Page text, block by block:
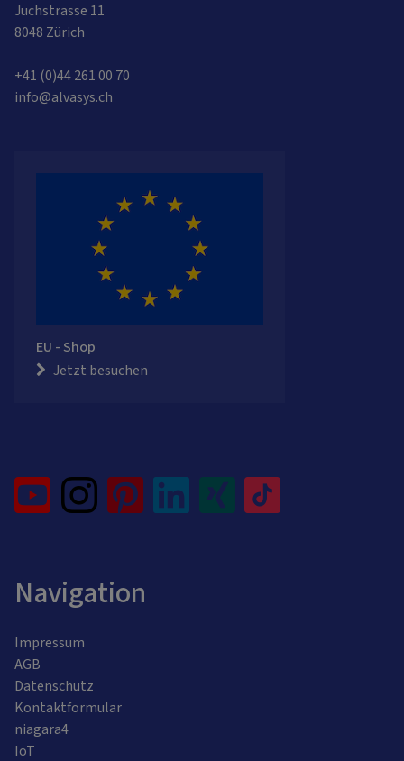
Juchstrasse 11
8048 Zürich
+41 (0)44 261 00 70
info@alvasys.ch
EU - Shop
Jetzt besuchen
Navigation
Impressum
AGB
Datenschutz
Kontaktformular
niagara4
IoT